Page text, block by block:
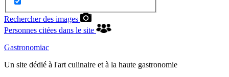
Rechercher des images
Personnes citées dans le site
Gastronomiac
Un site dédié à l'art culinaire et à la haute gastronomie